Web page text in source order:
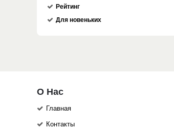
Рейтинг
Для новеньких
О Нас
Главная
Контакты